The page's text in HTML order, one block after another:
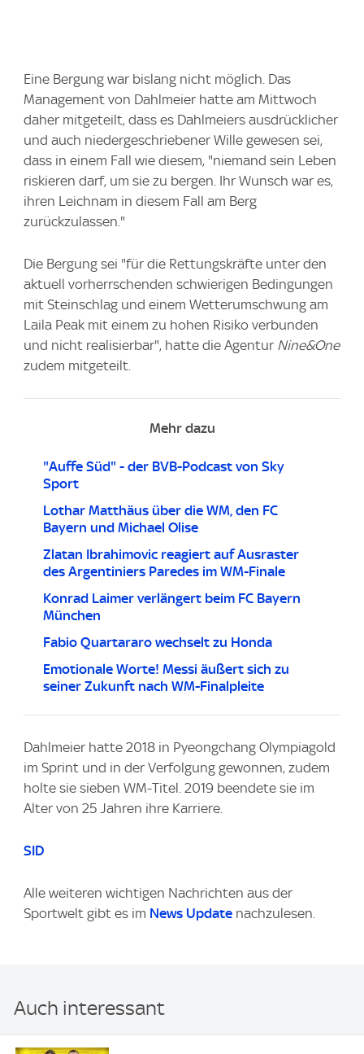
Eine Bergung war bislang nicht möglich. Das
Management von Dahlmeier hatte am Mittwoch
daher mitgeteilt, dass es Dahlmeiers ausdrücklicher
und auch niedergeschriebener Wille gewesen sei,
dass in einem Fall wie diesem, "niemand sein Leben
riskieren darf, um sie zu bergen. Ihr Wunsch war es,
ihren Leichnam in diesem Fall am Berg
zurückzulassen."
Die Bergung sei "für die Rettungskräfte unter den
aktuell vorherrschenden schwierigen Bedingungen
mit Steinschlag und einem Wetterumschwung am
Laila Peak mit einem zu hohen Risiko verbunden
und nicht realisierbar", hatte die Agentur Nine&One
zudem mitgeteilt.
Mehr dazu
"Auffe Süd" - der BVB-Podcast von Sky
Sport
Lothar Matthäus über die WM, den FC
Bayern und Michael Olise
Zlatan Ibrahimovic reagiert auf Ausraster
des Argentiniers Paredes im WM-Finale
Konrad Laimer verlängert beim FC Bayern
München
Fabio Quartararo wechselt zu Honda
Emotionale Worte! Messi äußert sich zu
seiner Zukunft nach WM-Finalpleite
Dahlmeier hatte 2018 in Pyeongchang Olympiagold
im Sprint und in der Verfolgung gewonnen, zudem
holte sie sieben WM-Titel. 2019 beendete sie im
Alter von 25 Jahren ihre Karriere.
SID
Alle weiteren wichtigen Nachrichten aus der
Sportwelt gibt es im News Update nachzulesen.
Auch interessant